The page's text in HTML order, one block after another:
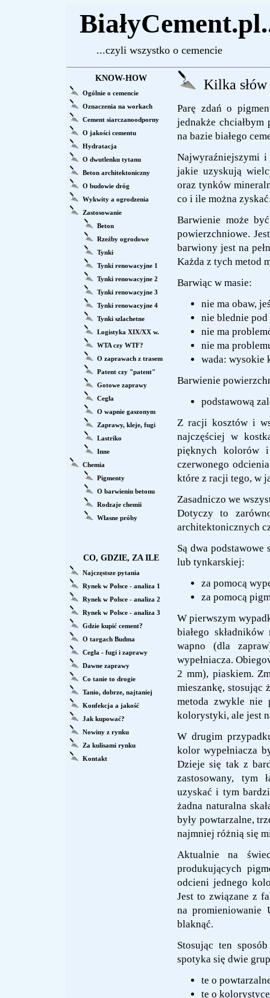
...czyli wszystko o cemencie
KNOW-HOW
Ogólnie o cemencie
Oznaczenia na workach
Cement siarczanoodporny
O jakości cementu
Hydratacja
O dwutlenku tytanu
Beton architektoniczny
O budowie dróg
Wykwity a ogrodzenia
Zastosowanie
Beton
Rzeźby ogrodowe
Tynki
Tynki renowacyjne 1
Tynki renowacyjne 2
Tynki renowacyjne 3
Tynki renowacyjne 4
Tynki szlachetne
Logistyka XIX/XX w.
WTA czy WTF?
O zaprawach z trasem
Patent czy "patent"
Gotowe zaprawy
Cegła
O wapnie gaszonym
Zaprawy, kleje, fugi
Lastriko
Inne
Chemia
Pigmenty
O barwieniu betonu
Rodzaje chemii
Własne próby
CO, GDZIE, ZA ILE
Najczęstsze pytania
Rynek w Polsce - analiza 1
Rynek w Polsce - analiza 2
Rynek w Polsce - analiza 3
Gdzie kupić cement?
O targach Budma
Cegła - fugi i zaprawy
Dawne zaprawy
Co tanie to drogie
Tanio, dobrze, najtaniej
Konfekcja a jakość
Jak kupować?
Nowiny z rynku
Za kulisami rynku
Kontakt
Kilka
Parę zdań o
jednakże
na bazie białego
Najwyraźniejszymi
jakie uzyskują
oraz tynków
co i ile można
Barwienie może
powierzchniowe.
barwiony jest na
Każda z tych metod
Barwiąc w masie:
nie ma obaw,
nie blednie pod
nie ma
nie ma
wada: wysokie
Barwienie
podstawową
Z racji kosztów i
najczęściej w
pięknych kolorów
czerwonego
które z racji tego, w
Zasadniczo we
Dotyczy to
architektonicznych
Są dwa
lub tynkarskiej:
za pomocą
za pomocą
W pierwszym
białego
wapno (dla
wypełniacza.
2 mm), piaskiem.
mieszankę, stosując
metoda zwykle nie
kolorystyki, ale jest
W drugim
kolor wypełniacza
Dzieje się tak z
zastosowany, tym
uzyskać i tym
żadna naturalna
były powtarzalne,
najmniej różnią się
Aktualnie na
produkujących
odcieni jednego
Jest to związane z
na promieniowanie
blaknąć.
Stosując ten
spotyka się dwie
te o
te o